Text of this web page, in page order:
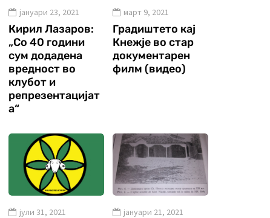
јануари 23, 2021
Кирил Лазаров:
„Со 40 години
сум додадена
вредност во
клубот и
репрезентацијат
а“
март 9, 2021
Градиштето кај
Кнежје во стар
документарен
филм (видео)
јули 31, 2021 јануари 21, 2021